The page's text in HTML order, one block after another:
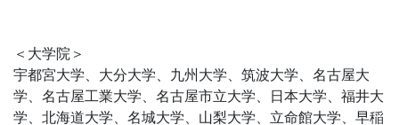
＜大学院＞
宇都宮大学、大分大学、九州大学、筑波大学、名古屋大
学、名古屋工業大学、名古屋市立大学、日本大学、福井大
学、北海道大学、名城大学、山梨大学、立命館大学、早稲